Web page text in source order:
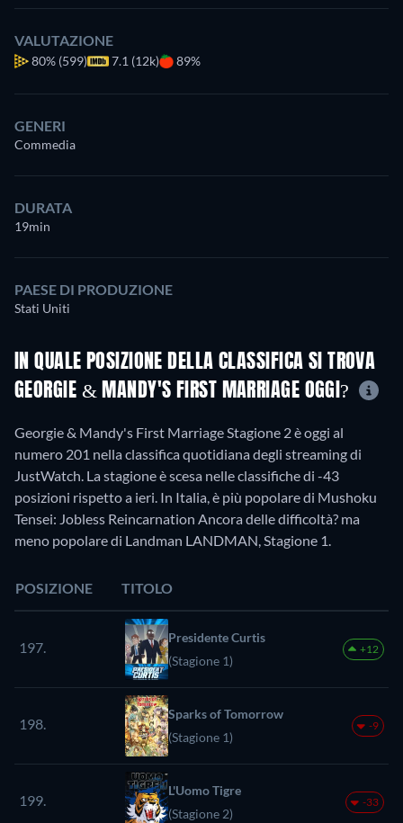
VALUTAZIONE
80% (599) 7.1 (12k) 89%
GENERI
Commedia
DURATA
19min
PAESE DI PRODUZIONE
Stati Uniti
IN QUALE POSIZIONE DELLA CLASSIFICA SI TROVA
GEORGIE & MANDY'S FIRST MARRIAGE OGGI?
Georgie & Mandy's First Marriage Stagione 2 è oggi al
numero 201 nella classifica quotidiana degli streaming di
JustWatch. La stagione è scesa nelle classifiche di -43
posizioni rispetto a ieri. In Italia, è più popolare di Mushoku
Tensei: Jobless Reincarnation Ancora delle difficoltà? ma
meno popolare di Landman LANDMAN, Stagione 1.
POSIZIONE TITOLO
197.
Presidente Curtis
(Stagione 1)
+12
198.
Sparks of Tomorrow
(Stagione 1)
-9
199.
L'Uomo Tigre
(Stagione 2)
-33